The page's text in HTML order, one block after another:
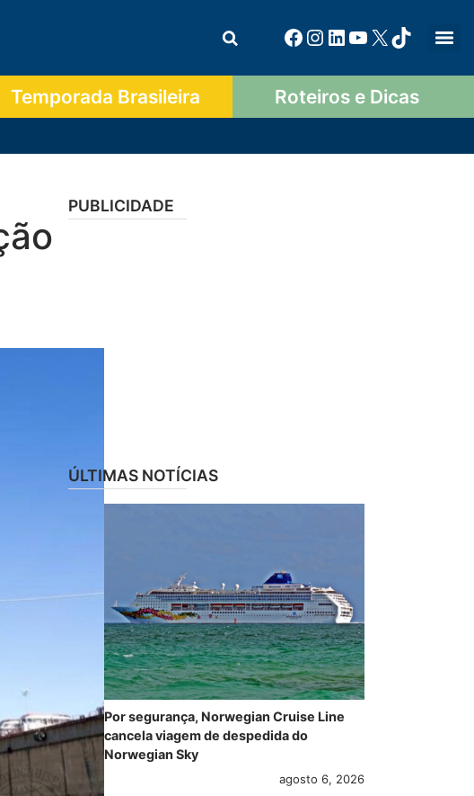
Temporada Brasileira Roteiros e Dicas
PUBLICIDADE
ÚLTIMAS NOTÍCIAS
Por segurança, Norwegian Cruise Line
cancela viagem de despedida do
Norwegian Sky
agosto 6, 2026